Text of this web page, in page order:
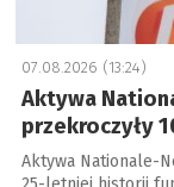
07.08.2026 (13:24)
Aktywa
przekroczyły
Aktywa Nationale-